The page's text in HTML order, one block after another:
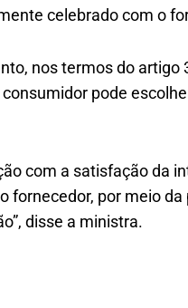
celebrado com o
nos termos do artigo
pode
com a satisfação da
fornecedor, por meio da
disse a ministra.